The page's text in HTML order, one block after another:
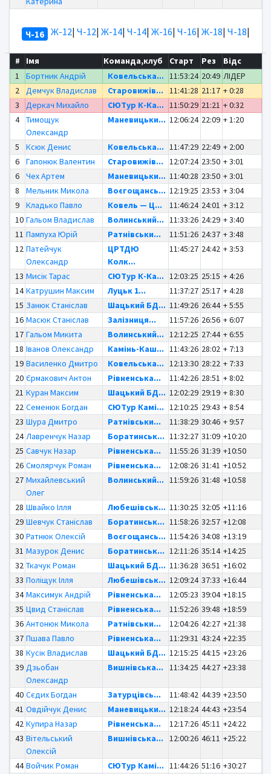
Ч-16 Ж-12| Ч-12| Ж-14| Ч-14| Ж-16| Ч-16| Ж-18| Ч-18|
# Імя Команда,клуб Старт Рез
Відс
1
Бортник Андрій Ковельська... 11:53:24 20:49 ЛІДЕР
2
Демчук Владислав Старовижів... 11:41:28 21:17 + 0:28
3
Деркач Михайло СЮТур К-Ка... 11:50:29 21:21 + 0:32
4
Тимощук
Олександр
Маневицьки... 12:06:24 22:09 + 1:20
5 Ксюк Денис Ковельська... 11:47:29 22:49 + 2:00
6
Гапонюк Валентин Старовижів... 12:07:24 23:50 + 3:01
6
Чех Артем Маневицьки... 11:40:28 23:50 + 3:01
8
Мельник Микола Воєгощансь... 12:19:25 23:53 + 3:04
9
Кладько Павло Ковель — Ц... 11:46:24 24:01 + 3:12
10 Гальом Владислав Волинський... 11:33:26 24:29 + 3:40
11 Пампуха Юрій Ратнівськи... 11:51:26 24:37 + 3:48
12 Патейчук
Олександр
ЦРТДЮ
Колк...
11:45:27 24:42 + 3:53
13 Мисік Тарас СЮТур К-Ка... 12:03:25 25:15 + 4:26
14 Катрушин Максим Луцьк 1... 11:37:27 25:17 + 4:28
15 Занюк Станіслав Шацький БД... 11:49:26 26:44 + 5:55
16 Масюк Станіслав Залізниця... 11:57:26 26:56 + 6:07
17 Гальом Микита Волинський... 12:12:25 27:44 + 6:55
18 Іванов Олександр Камінь-Каш... 11:43:26 28:02 + 7:13
19 Василенко Дмитро Ковельська... 12:13:30 28:22 + 7:33
20 Єрмакович Антон Рівненська... 11:42:26 28:51 + 8:02
21 Куран Максим Шацький БД... 12:02:29 29:19 + 8:30
22 Семенюк Богдан СЮТур Камі... 12:10:25 29:43 + 8:54
23 Шура Дмитро Ратнівськи... 11:38:29 30:46 + 9:57
24 Лавренчук Назар Боратинськ... 11:32:27 31:09 +10:20
25 Савчук Назар Рівненська... 11:55:26 31:39 +10:50
26 Смолярчук Роман Рівненська... 12:08:26 31:41 +10:52
27 Михайлевський
Олег
Волинський... 11:59:26 31:48 +10:58
28 Швайко Ілля Любешівськ... 11:30:25 32:05 +11:16
29 Шевчук Станіслав Боратинськ... 11:58:26 32:57 +12:08
30 Ратнюк Олексій Воєгощансь... 11:54:26 34:08 +13:19
31 Мазурок Денис Боратинськ... 12:11:26 35:14 +14:25
32 Ткачук Роман Шацький БД... 11:36:28 36:51 +16:02
33 Поліщук Ілля Любешівськ... 12:09:24 37:33 +16:44
34 Максимук Андрій Рівненська... 12:05:23 39:04 +18:15
35 Цвид Станіслав Рівненська... 11:52:26 39:48 +18:59
36 Антонюк Микола Ратнівськи... 12:04:26 42:27 +21:38
37 Пшава Павло Рівненська... 11:29:31 43:24 +22:35
38 Кусік Владислав Шацький БД... 12:15:25 44:15 +23:26
39 Дзьобан
Олександр
Вишнівська... 11:34:25 44:27 +23:38
40 Сєдих Богдан Затурцівсь... 11:48:42 44:39 +23:50
41 Овдійчук Денис Маневицьки... 12:18:24 44:43 +23:54
42 Купира Назар Рівненська... 12:17:26 45:11 +24:22
43 Вітельський
Олексій
Вишнівська... 12:00:26 46:11 +25:22
44 Войчик Роман СЮТур Камі... 11:44:26 51:16 +30:27